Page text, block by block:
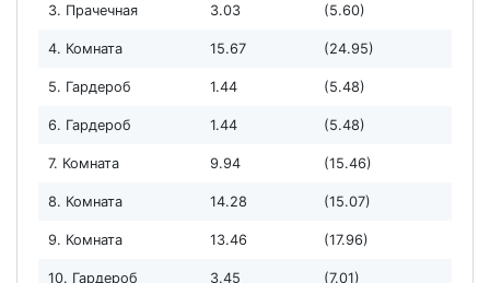
3. Прачечная 3.03 (5.60)
4. Комната 15.67 (24.95)
5. Гардероб 1.44 (5.48)
6. Гардероб 1.44 (5.48)
7. Комната 9.94 (15.46)
8. Комната 14.28 (15.07)
9. Комната 13.46 (17.96)
10. Гардероб 3.45 (7.01)